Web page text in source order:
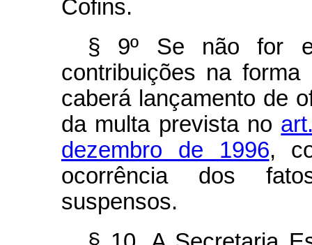
Cofins.
§ 9º Se não for
contribuições na
caberá lançamento de
da multa prevista no
dezembro de 1996,
ocorrência dos
suspensos.